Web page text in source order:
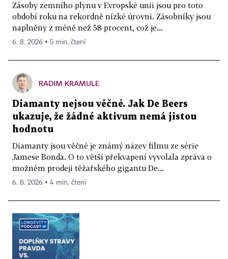
Zásoby zemního plynu v Evropské unii jsou pro toto
období roku na rekordně nízké úrovni. Zásobníky jsou
naplněny z méně než 58 procent, což je...
6. 8. 2026 ▪ 5 min. čtení
RADIM KRAMULE
Diamanty nejsou věčné. Jak De Beers
ukazuje, že žádné aktivum nemá jistou
hodnotu
Diamanty jsou věčné je známý název filmu ze série
Jamese Bonda. O to větší překvapení vyvolala zpráva o
možném prodeji těžařského gigantu De...
6. 8. 2026 ▪ 4 min. čtení